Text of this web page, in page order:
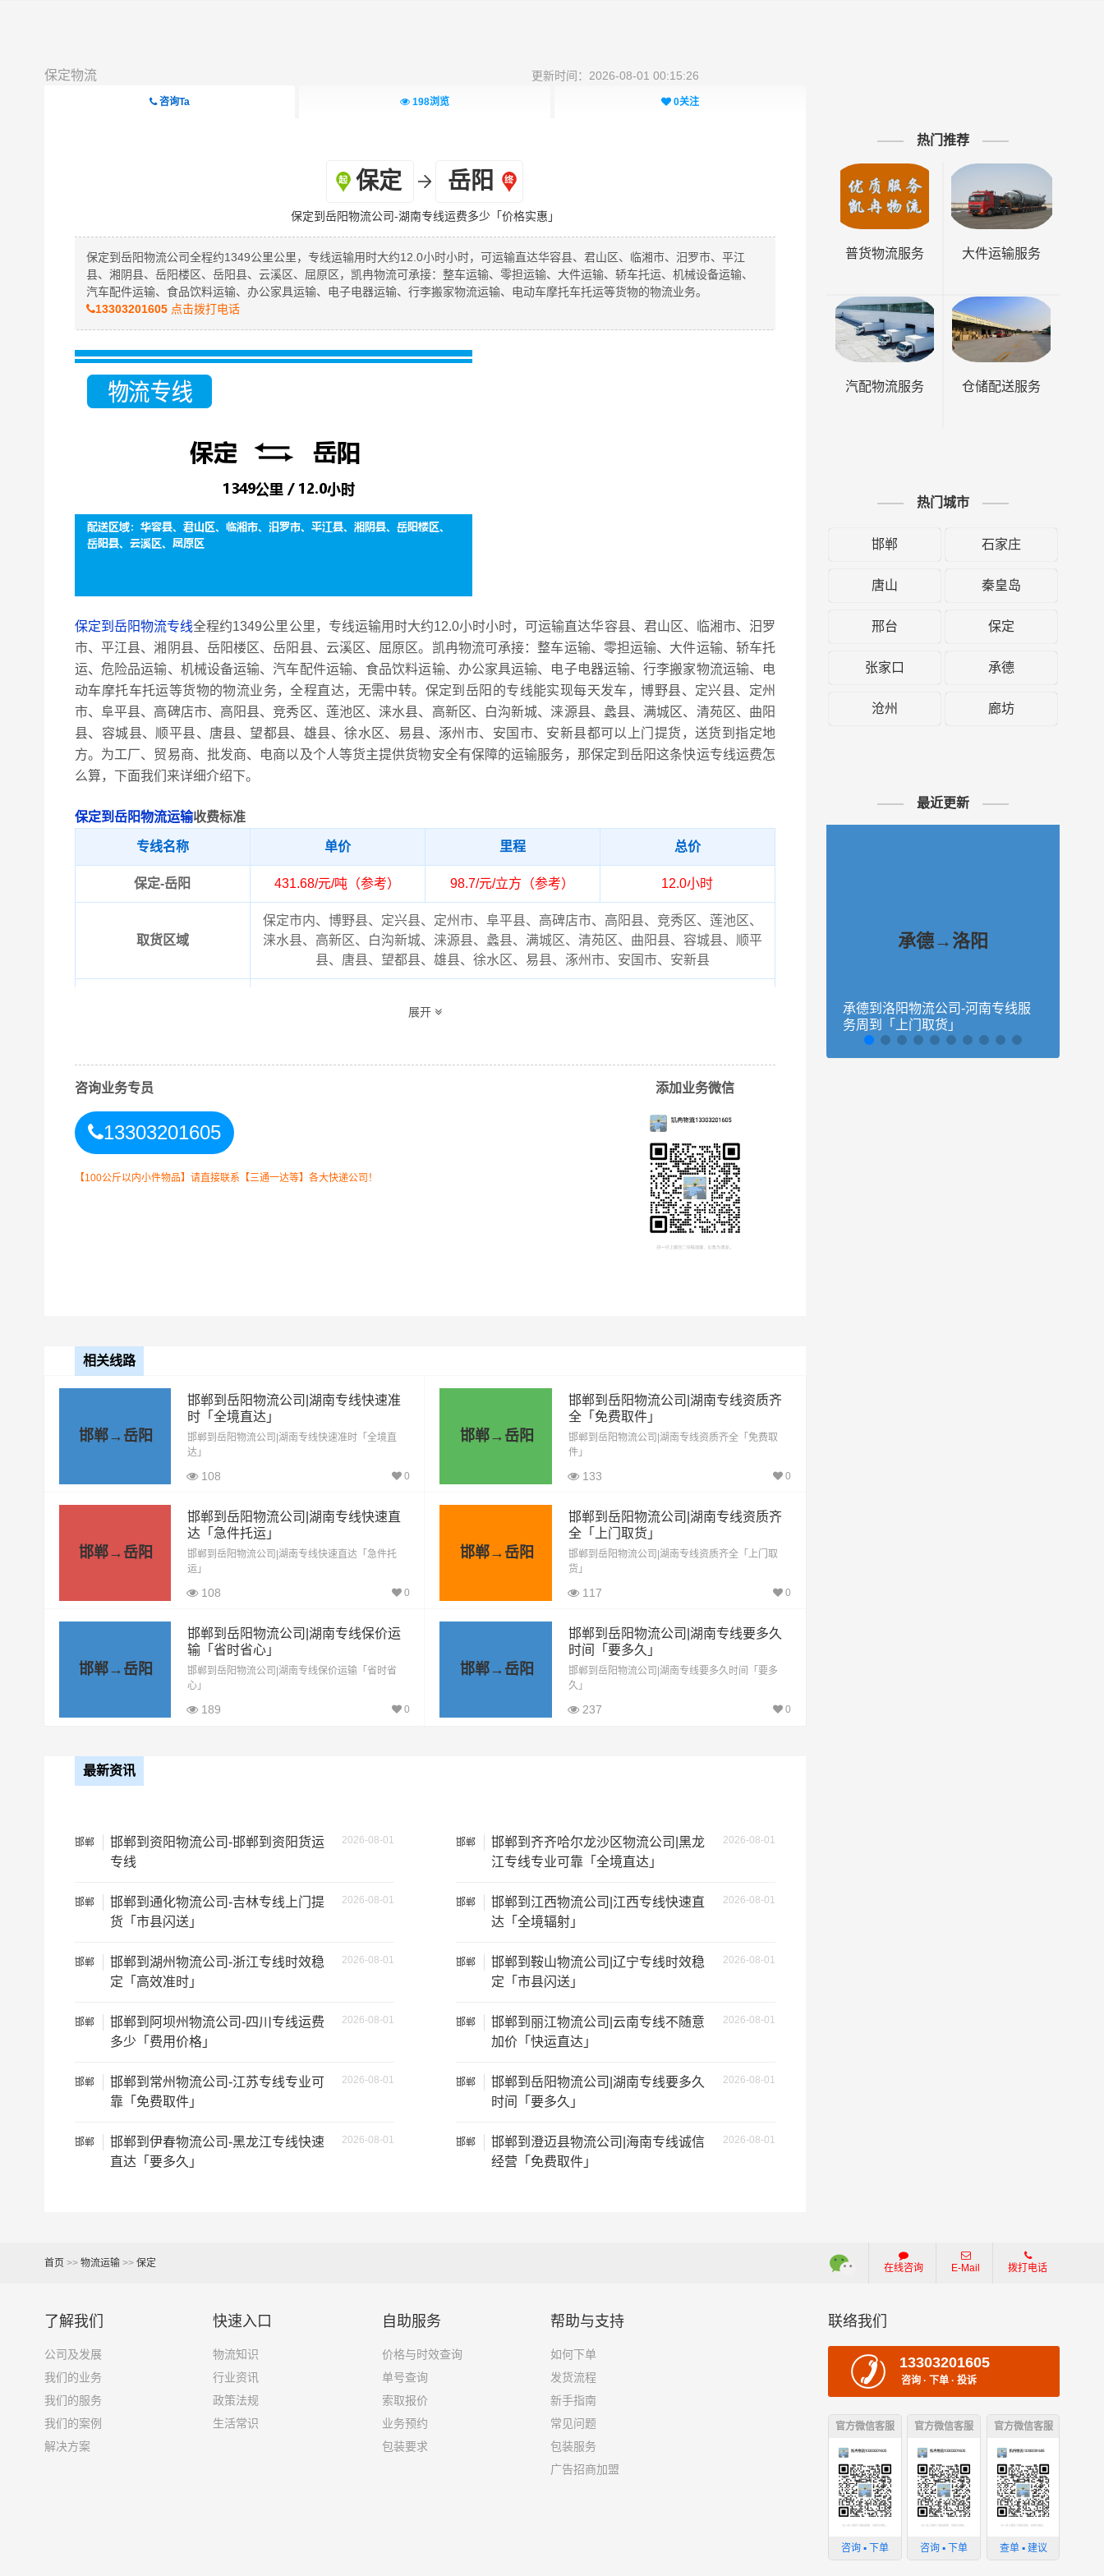
保定物流 更新时间：2026-08-01 00:15:26
咨询Ta 198浏览 0关注
保定 岳阳
保定到岳阳物流公司-湖南专线运费多少「价格实惠」
保定到岳阳物流公司全程约1349公里公里，专线运输用时大约12.0小时小时，可运输直达华容县、君山区、临湘市、汨罗市、平江
县、湘阴县、岳阳楼区、岳阳县、云溪区、屈原区，凯冉物流可承接：整车运输、零担运输、大件运输、轿车托运、机械设备运输、
汽车配件运输、食品饮料运输、办公家具运输、电子电器运输、行李搬家物流运输、电动车摩托车托运等货物的物流业务。
13303201605点击拨打电话
保定到岳阳物流专线全程约1349公里公里，专线运输用时大约12.0小时小时，可运输直达华容县、君山区、临湘市、汨罗
市、平江县、湘阴县、岳阳楼区、岳阳县、云溪区、屈原区。凯冉物流可承接：整车运输、零担运输、大件运输、轿车托
运、危险品运输、机械设备运输、汽车配件运输、食品饮料运输、办公家具运输、电子电器运输、行李搬家物流运输、电
动车摩托车托运等货物的物流业务，全程直达，无需中转。保定到岳阳的专线能实现每天发车，博野县、定兴县、定州
市、阜平县、高碑店市、高阳县、竞秀区、莲池区、涞水县、高新区、白沟新城、涞源县、蠡县、满城区、清苑区、曲阳
县、容城县、顺平县、唐县、望都县、雄县、徐水区、易县、涿州市、安国市、安新县都可以上门提货，送货到指定地
方。为工厂、贸易商、批发商、电商以及个人等货主提供货物安全有保障的运输服务，那保定到岳阳这条快运专线运费怎
么算，下面我们来详细介绍下。
保定到岳阳物流运输收费标准
专线名称 单价 里程 总价
保定-岳阳 431.68/元/吨（参考） 98.7/元/立方（参考） 12.0小时
取货区域
保定市内、博野县、定兴县、定州市、阜平县、高碑店市、高阳县、竞秀区、莲池区、
涞水县、高新区、白沟新城、涞源县、蠡县、满城区、清苑区、曲阳县、容城县、顺平
县、唐县、望都县、雄县、徐水区、易县、涿州市、安国市、安新县
云溪区、屈原区（详细送货位置请电话沟通）
整车运输车型
4.2米高栏 3.5元 4721.5元
6.8米高栏 5.5元 1349公里 7419.5元
9.6米高栏
13米高栏 8.5元 11466.5元
17.5米平板 10.5元 1349公里 14164.5元
整车运输价格计算方式通常是按单价×公里，以上报价为市场透明价，仅供参考，不作为
最终成交价格，望知晓！
根据货物类型选择合适车型
3.2米货车 1.2吨
3.8米货车 15立方 2吨 3.8×1.7×2.2
4.2米货车 5吨
其他货主物流经验分享
展开
咨询业务专员
13303201605
【100公斤以内小件物品】请直接联系【三通一达等】各大快递公司！
添加业务微信
相关线路
邯郸→岳阳
邯郸到岳阳物流公司|湖南专线快速准
时「全境直达」
邯郸到岳阳物流公司|湖南专线快速准时「全境直
达」
108 0
邯郸→岳阳
邯郸到岳阳物流公司|湖南专线资质齐
全「免费取件」
邯郸到岳阳物流公司|湖南专线资质齐全「免费取
件」
133 0
邯郸→岳阳
邯郸到岳阳物流公司|湖南专线快速直
达「急件托运」
邯郸到岳阳物流公司|湖南专线快速直达「急件托
运」
108 0
邯郸→岳阳
邯郸到岳阳物流公司|湖南专线资质齐
全「上门取货」
邯郸到岳阳物流公司|湖南专线资质齐全「上门取
货」
117 0
邯郸→岳阳
邯郸到岳阳物流公司|湖南专线保价运
输「省时省心」
邯郸到岳阳物流公司|湖南专线保价运输「省时省
心」
189 0
邯郸→岳阳
邯郸到岳阳物流公司|湖南专线要多久
时间「要多久」
邯郸到岳阳物流公司|湖南专线要多久时间「要多
久」
237 0
最新资讯
邯郸 2026-08-01
邯郸到资阳物流公司-邯郸到资阳货运
专线
邯郸 2026-08-01
邯郸到通化物流公司-吉林专线上门提
货「市县闪送」
邯郸 2026-08-01
邯郸到湖州物流公司-浙江专线时效稳
定「高效准时」
邯郸 2026-08-01
邯郸到阿坝州物流公司-四川专线运费
多少「费用价格」
邯郸 2026-08-01
邯郸到常州物流公司-江苏专线专业可
靠「免费取件」
邯郸 2026-08-01
邯郸到伊春物流公司-黑龙江专线快速
直达「要多久」
邯郸 2026-08-01
邯郸到齐齐哈尔龙沙区物流公司|黑龙
江专线专业可靠「全境直达」
邯郸 2026-08-01
邯郸到江西物流公司|江西专线快速直
达「全境辐射」
邯郸 2026-08-01
邯郸到鞍山物流公司|辽宁专线时效稳
定「市县闪送」
邯郸 2026-08-01
邯郸到丽江物流公司|云南专线不随意
加价「快运直达」
邯郸 2026-08-01
邯郸到岳阳物流公司|湖南专线要多久
时间「要多久」
邯郸 2026-08-01
邯郸到澄迈县物流公司|海南专线诚信
经营「免费取件」
热门推荐
普货物流服务 大件运输服务
汽配物流服务 仓储配送服务
热门城市
邯郸 石家庄
唐山 秦皇岛
邢台 保定
张家口 承德
沧州 廊坊
最近更新
承德→洛阳
承德到洛阳物流公司-河南专线服
务周到「上门取货」
首页 >> 物流运输>> 保定 在线咨询 E-Mail 拨打电话
了解我们
公司及发展
我们的业务
我们的服务
我们的案例
解决方案
快速入口
物流知识
行业资讯
政策法规
生活常识
自助服务
价格与时效查询
单号查询
索取报价
业务预约
包装要求
帮助与支持
如何下单
发货流程
新手指南
常见问题
包装服务
广告招商加盟
联络我们
13303201605
咨询 · 下单 · 投诉
官方微信客服
咨询 ▪ 下单
官方微信客服
咨询 ▪ 下单
官方微信客服
查单 ▪ 建议